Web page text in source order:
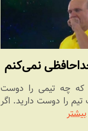
نمی‌کنم
که چه تیمی را دوست
را دوست دارید. اگر
بیشتر